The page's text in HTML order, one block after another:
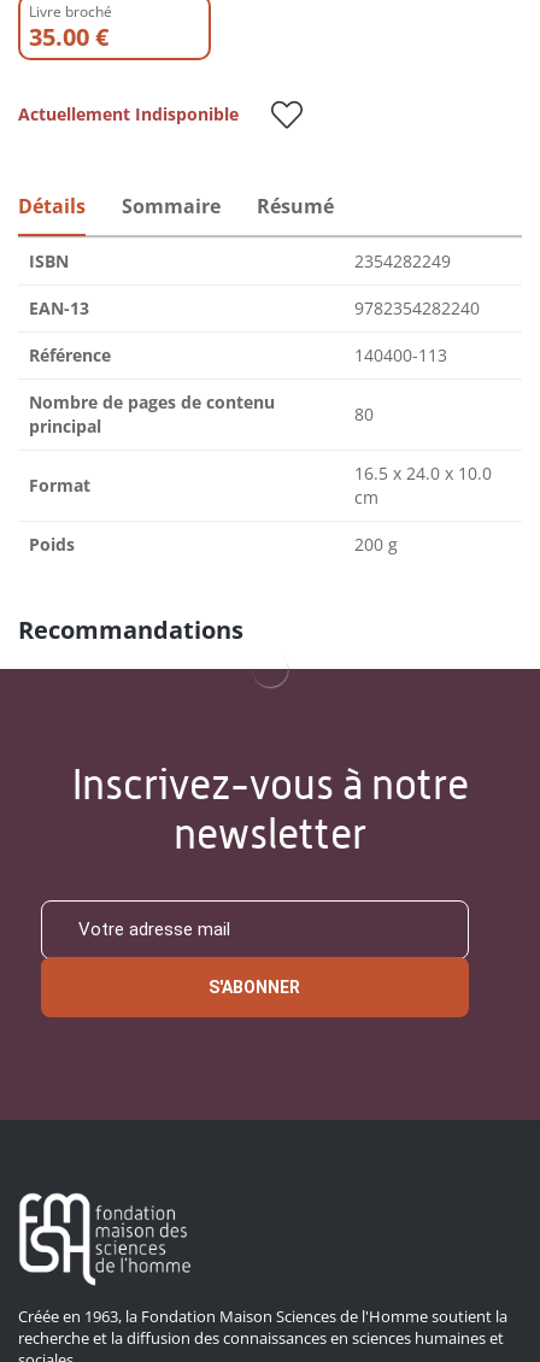
Livre broché
35.00 €
Actuellement Indisponible
Détails Sommaire Résumé
ISBN 2354282249
EAN-13 9782354282240
Référence 140400-113
Nombre de pages de contenu
principal
80
Format
16.5 x 24.0 x 10.0
cm
Poids 200 g
Recommandations
Inscrivez-vous à notre
newsletter
S'ABONNER
Créée en 1963, la Fondation Maison Sciences de l'Homme soutient la
recherche et la diffusion des connaissances en sciences humaines et